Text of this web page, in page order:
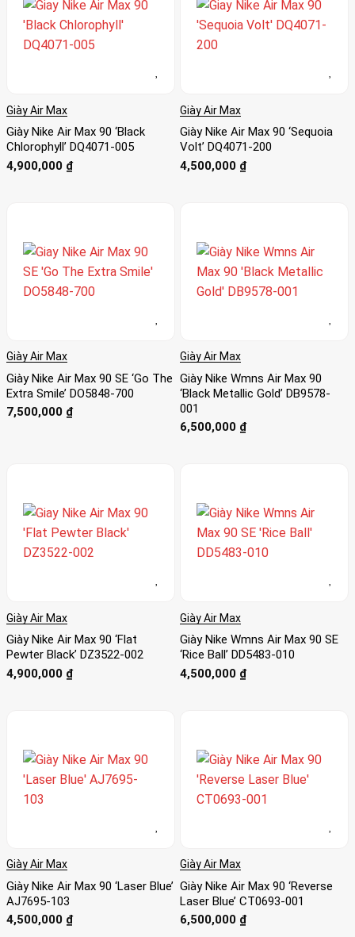
Giày Air Max
Giày Nike Air Max 90 ‘Black
Chlorophyll’ DQ4071-005
4,900,000 ₫
Giày Air Max
Giày Nike Air Max 90 ‘Sequoia
Volt’ DQ4071-200
4,500,000 ₫
Giày Air Max
Giày Nike Air Max 90 SE ‘Go The
Extra Smile’ DO5848-700
7,500,000 ₫
Giày Air Max
Giày Nike Wmns Air Max 90
‘Black Metallic Gold’ DB9578-
001
6,500,000 ₫
Giày Air Max
Giày Nike Air Max 90 ‘Flat
Pewter Black’ DZ3522-002
4,900,000 ₫
Giày Air Max
Giày Nike Wmns Air Max 90 SE
‘Rice Ball’ DD5483-010
4,500,000 ₫
Giày Air Max
Giày Nike Air Max 90 ‘Laser Blue’
AJ7695-103
4,500,000 ₫
Giày Air Max
Giày Nike Air Max 90 ‘Reverse
Laser Blue’ CT0693-001
6,500,000 ₫